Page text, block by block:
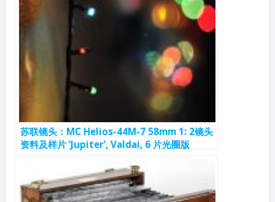
苏联镜头：MC Helios-44M-7 58mm 1: 2镜头
资料及样片 ‘Jupiter’, Valdai, 6 片光圈版